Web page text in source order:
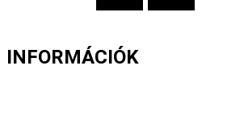
INFORMÁCIÓK